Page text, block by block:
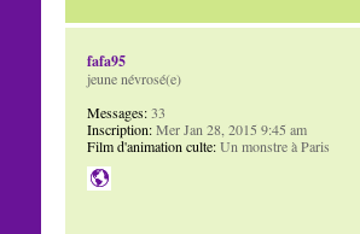
fafa95
jeune névrosé(e)
Messages:33
Inscription:Mer Jan 28, 2015 9:45 am
Film d'animation culte:Un monstre à Paris